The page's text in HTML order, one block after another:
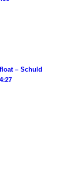
– Schuld